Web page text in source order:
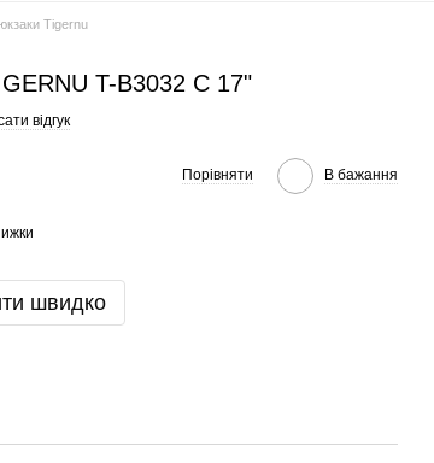
Tigernu
T-B3032 С 17"
відгук
Порівняти В бажання
швидко